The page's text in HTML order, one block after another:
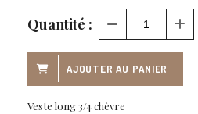
Quantité :
AJOUTER AU PANIER
Veste long 3/4 chèvre